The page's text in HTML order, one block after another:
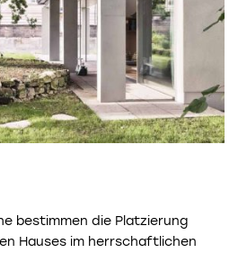
bestimmen die Platzierung
Hauses im herrschaftlichen